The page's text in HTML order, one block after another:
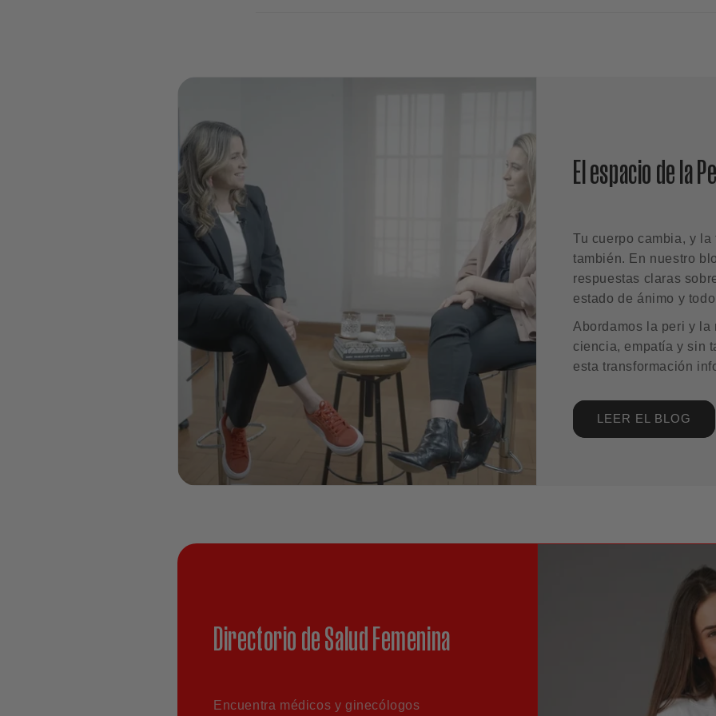
El espacio de la
Tu cuerpo cambia, y la
también. En nuestro
respuestas claras
estado de ánimo y
Abordamos la peri y la
ciencia, empatía y sin
esta transformación
LEER EL BLOG
Directorio de Salud Femenina
Encuentra médicos y ginecólogos